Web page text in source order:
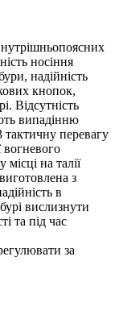
носіння
надійність
кнопок,
Відсутність
випадінню
тактичну перевагу
вогневого
на талії
з
в
вислизнути
та під час
за